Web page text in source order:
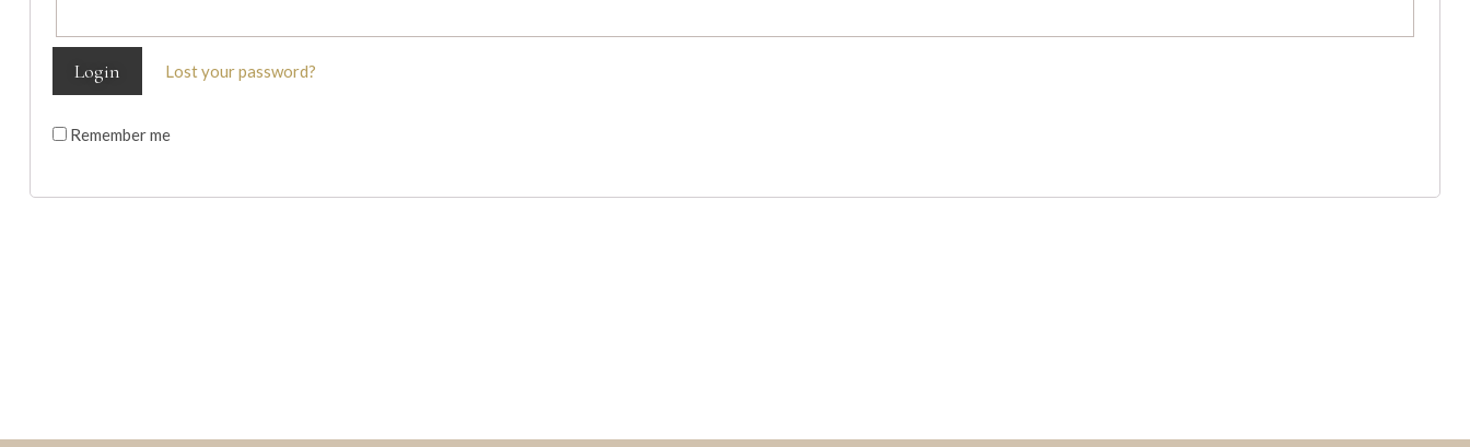
Lost your password?
Remember me